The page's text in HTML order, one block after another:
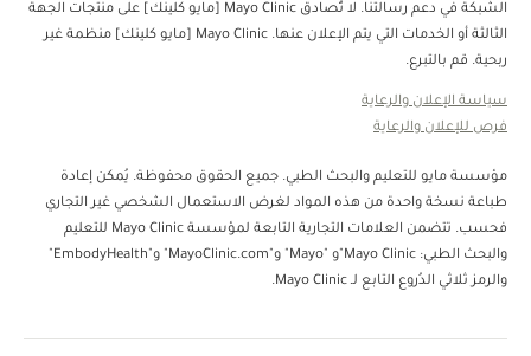
الشبكة في دعم رسالتنا. لا تُصادق Mayo Clinic [مايو كلينك] على منتجات الجهة
الثالثة أو الخدمات التي يتم الإعلان عنها. Mayo Clinic [مايو كلينك] منظمة غير
ربحية. قم بالتبرع.
سياسة الإعلان والرعاية
فرص للإعلان والرعاية
مؤسسة مايو للتعليم والبحث الطبي. جميع الحقوق محفوظة. يُمكن إعادة
طباعة نسخة واحدة من هذه المواد لغرض الاستعمال الشخصي غير التجاري
فحسب. تتضمن العلامات التجارية التابعة لمؤسسة Mayo Clinic للتعليم
والبحث الطبي: Mayo Clinic"و "Mayo" و"MayoClinic.com" و"EmbodyHealth"
والرمز ثلاثي الدُروع التابع لـ Mayo Clinic.